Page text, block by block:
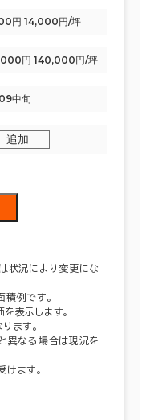
円 14,000円/坪
円 140,000円/坪
中旬
追加
状況により変更にな
例です。
表示します。
ます。
異なる場合は現況を
ます。